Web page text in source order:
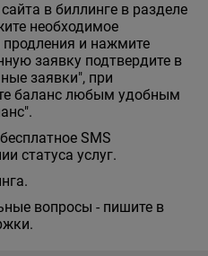
в биллинге в разделе
необходимое
и нажмите
заявку подтвердите в
заявки", при
баланс любым удобным
SMS
статуса услуг.
вопросы - пишите в